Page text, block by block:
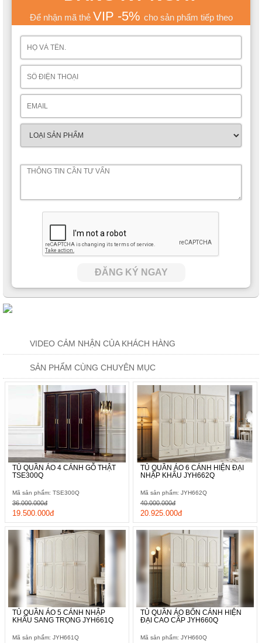
Để nhận mã thẻ VIP -5% cho sản phẩm tiếp theo
ĐĂNG KÝ NGAY
VIDEO CẢM NHẬN CỦA KHÁCH HÀNG
SẢN PHẨM CÙNG CHUYÊN MỤC
TỦ QUẦN ÁO 4 CÁNH GỖ THẬT
TSE300Q
Mã sản phẩm: TSE300Q
19.500.000đ
36.000.000đ
TỦ QUẦN ÁO 6 CÁNH HIỆN ĐẠI
NHẬP KHẨU JYH662Q
Mã sản phẩm: JYH662Q
20.925.000đ
40.000.000đ
TỦ QUẦN ÁO 5 CÁNH NHẬP
KHẨU SANG TRỌNG JYH661Q
Mã sản phẩm: JYH661Q
TỦ QUẦN ÁO BỐN CÁNH HIỆN
ĐẠI CAO CẤP JYH660Q
Mã sản phẩm: JYH660Q